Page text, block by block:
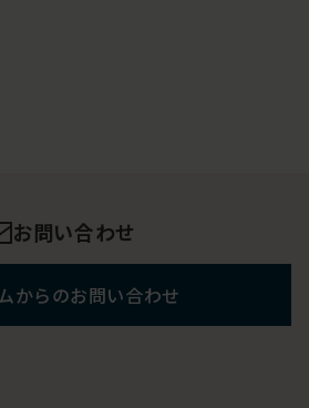
お問い合わせ
からのお問い合わせ